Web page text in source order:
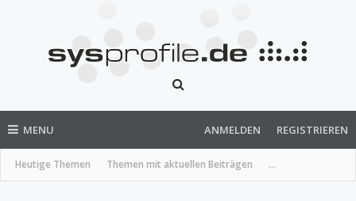
MENU
Heutige Themen Themen mit aktuellen Beiträgen ...
ANMELDEN REGISTRIEREN